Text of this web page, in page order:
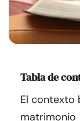
Ayuda
Cursos
Recursos
Comunidad
Tabla de
El contexto
matrimonio